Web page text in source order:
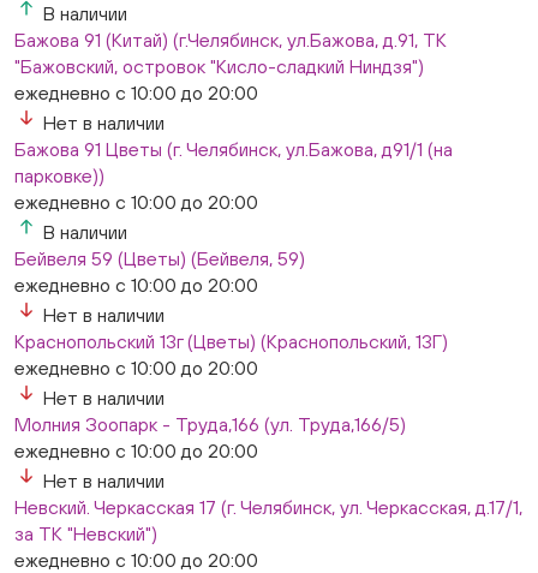
В наличии
Бажова 91 (Китай) (г.Челябинск, ул.Бажова, д.91, ТК
"Бажовский, островок "Кисло-сладкий Ниндзя")
ежедневно с 10:00 до 20:00
Нет в наличии
Бажова 91 Цветы (г. Челябинск, ул.Бажова, д91/1 (на
парковке))
ежедневно с 10:00 до 20:00
В наличии
Бейвеля 59 (Цветы) (Бейвеля, 59)
ежедневно с 10:00 до 20:00
Нет в наличии
Краснопольский 13г (Цветы) (Краснопольский, 13Г)
ежедневно с 10:00 до 20:00
Нет в наличии
Молния Зоопарк - Труда,166 (ул. Труда,166/5)
ежедневно с 10:00 до 20:00
Нет в наличии
Невский. Черкасская 17 (г. Челябинск, ул. Черкасская, д.17/1,
за ТК "Невский")
ежедневно с 10:00 до 20:00